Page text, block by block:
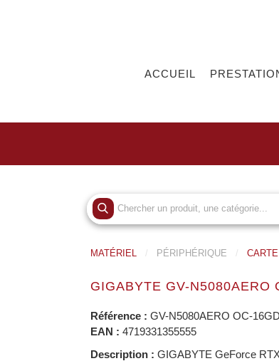
ACCUEIL
MATÉRIEL PÉRIPHÉRIQUE
GIGABYTE GV-N5080AERO
Référence : GV-N5080AERO OC-
EAN : 4719331355555
Description : GIGABYTE GeForce